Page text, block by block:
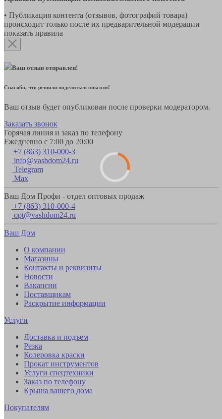
• Публикация контента (отзывов, фотографий товара)
происходит только после их предварительной модерации
показать правила
Ваш отзыв отправлен!
Спасибо, что решили поделиться опытом!
Ваш отзыв будет опубликован после проверки модератором.
Заказать звонок
Горячая линия и заказ по телефону
Ежедневно с 7:00 до 20:00
+7 (863) 310-000-3
info@vashdom24.ru
Telegram
Max
Ваш Дом Профи - отдел оптовых продаж
+7 (863) 310-000-4
opt@vashdom24.ru
Ваш Дом
О компании
Магазины
Контакты и реквизиты
Новости
Вакансии
Поставщикам
Раскрытие информации
Услуги
Доставка и подъем
Резка
Колеровка краски
Прокат инструментов
Услуги спецтехники
Заказ по телефону
Крыша вашего дома
Покупателям